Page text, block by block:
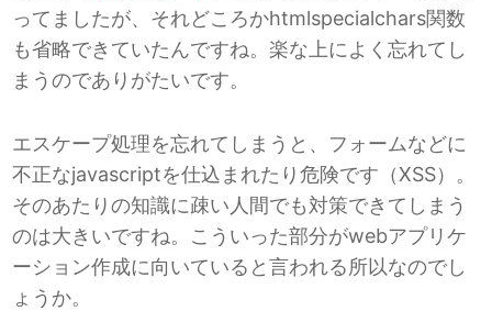
ってましたが、それどころかhtmlspecialchars関数
も省略できていたんですね。楽な上によく忘れてし
まうのでありがたいです。
エスケープ処理を忘れてしまうと、フォームなどに
不正なjavascriptを仕込まれたり危険です（XSS）。
そのあたりの知識に疎い人間でも対策できてしまう
のは大きいですね。こういった部分がwebアプリケ
ーション作成に向いていると言われる所以なのでし
ょうか。